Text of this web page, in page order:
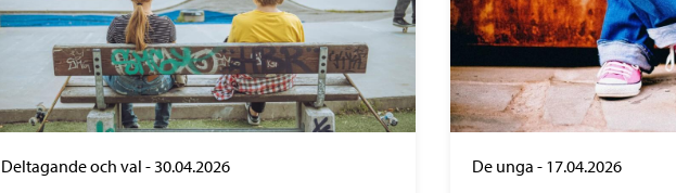
Deltagande och val -30.04.2026 De unga - 17.04.2026